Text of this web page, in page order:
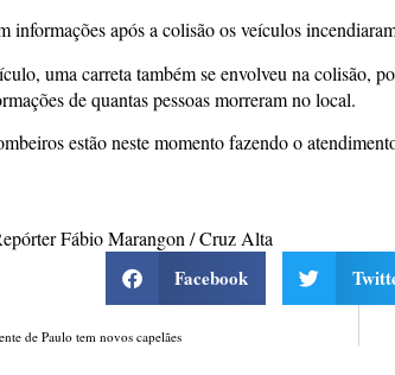
informações após a colisão os veículos
uma carreta também se envolveu na colisão,
de quantas pessoas morreram no local.
estão neste momento fazendo o
Fábio Marangon / Cruz Alta
Facebook
de Paulo tem novos capelães